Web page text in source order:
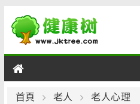
男性
首頁 老人 老人心理